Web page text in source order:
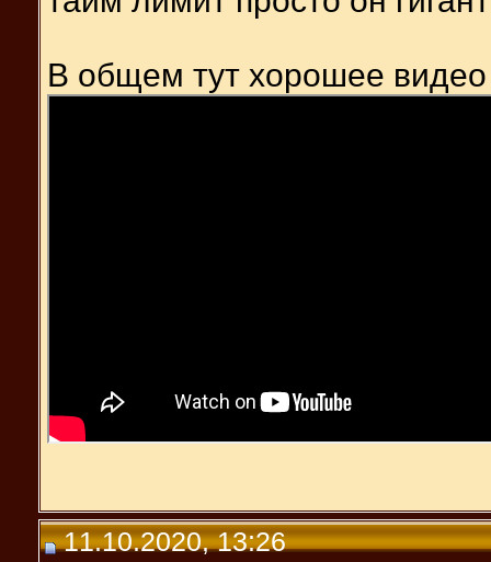
В общем тут хорошее видео
11.10.2020, 13:26